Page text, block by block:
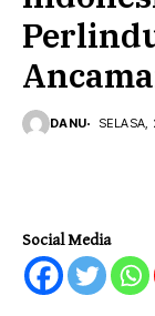
DANU
Social Media